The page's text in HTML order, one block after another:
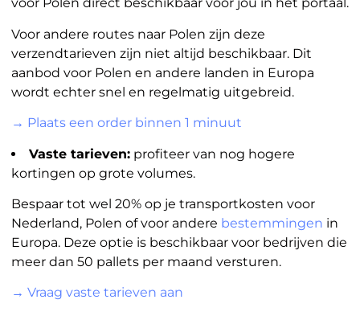
voor Polen direct beschikbaar voor jou in het portaal.
Voor andere routes naar Polen zijn deze
verzendtarieven zijn niet altijd beschikbaar. Dit
aanbod voor Polen en andere landen in Europa
wordt echter snel en regelmatig uitgebreid.
→ Plaats een order binnen 1 minuut
Vaste tarieven:profiteer van nog hogere
kortingen op grote volumes.
Bespaar tot wel 20% op je transportkosten voor
Nederland, Polen of voor andere bestemmingen in
Europa. Deze optie is beschikbaar voor bedrijven die
meer dan 50 pallets per maand versturen.
→ Vraag vaste tarieven aan